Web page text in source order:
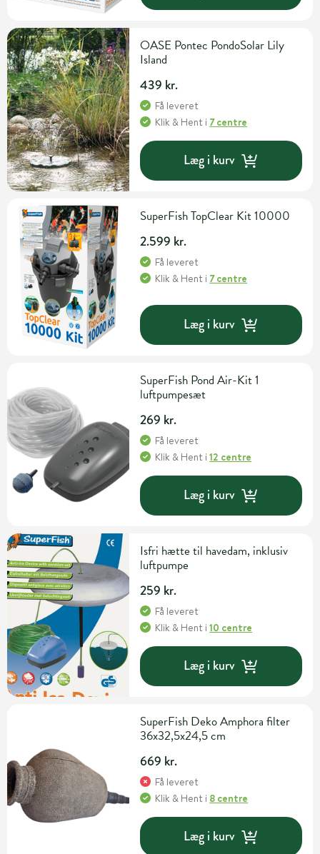
OASE Pontec PondoSolar Lily
Island
439 kr.
Få leveret
Klik & Hent i 7 centre
Læg i kurv
SuperFish TopClear Kit 10000
2.599 kr.
Få leveret
Klik & Hent i 7 centre
Læg i kurv
SuperFish Pond Air-Kit 1
luftpumpesæt
269 kr.
Få leveret
Klik & Hent i12 centre
Læg i kurv
Isfri hætte til havedam, inklusiv
luftpumpe
259 kr.
Få leveret
Klik & Hent i10 centre
Læg i kurv
SuperFish Deko Amphora filter
36x32,5x24,5 cm
669 kr.
Få leveret
Klik & Hent i 8 centre
Læg i kurv